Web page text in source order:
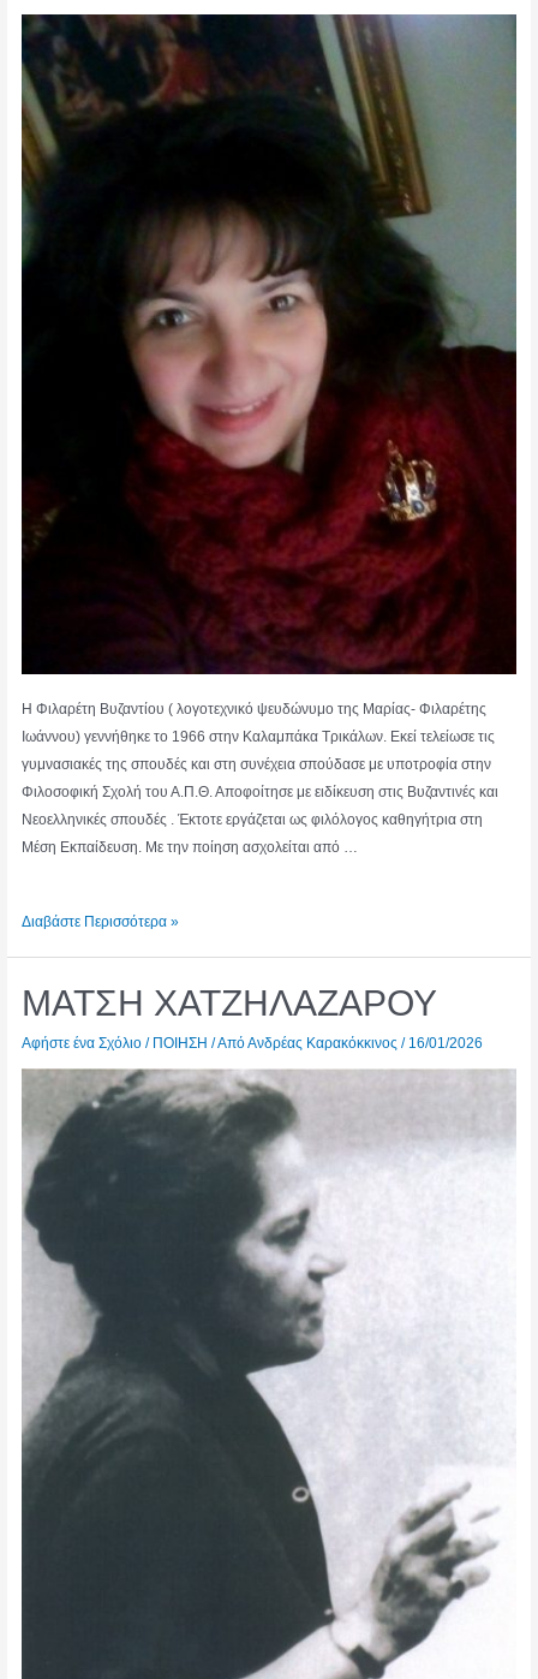
Η Φιλαρέτη Βυζαντίου ( λογοτεχνικό ψευδώνυμο της Μαρίας- Φιλαρέτης
Ιωάννου) γεννήθηκε το 1966 στην Καλαμπάκα Τρικάλων. Εκεί τελείωσε τις
γυμνασιακές της σπουδές και στη συνέχεια σπούδασε με υποτροφία στην
Φιλοσοφική Σχολή του Α.Π.Θ. Αποφοίτησε με ειδίκευση στις Βυζαντινές και
Νεοελληνικές σπουδές . Έκτοτε εργάζεται ως φιλόλογος καθηγήτρια στη
Μέση Εκπαίδευση. Με την ποίηση ασχολείται από …
ΦΙΛΑΡΕΤΗ
Διαβάστε Περισσότερα »
ΜΑΤΣΗ ΧΑΤΖΗΛΑΖΑΡΟΥ
Αφήστε ένα Σχόλιο / ΠΟΙΗΣΗ / ΑπόΑνδρέας Καρακόκκινος / 16/01/2026